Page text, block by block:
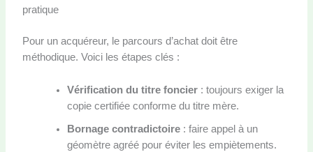
pratique
Pour un acquéreur, le parcours d’achat doit être
méthodique. Voici les étapes clés :
Vérification du titre foncier: toujours exiger la
copie certifiée conforme du titre mère.
Bornage contradictoire: faire appel à un
géomètre agréé pour éviter les empiètements.